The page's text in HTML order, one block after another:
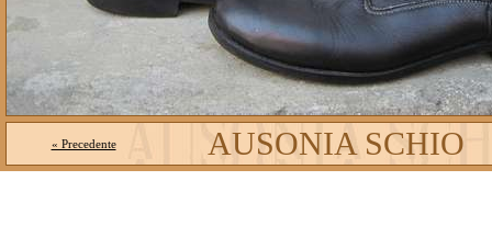
« Precedente AUSONIA SCHIO